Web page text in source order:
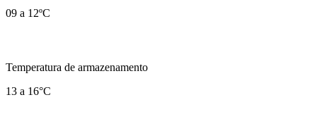
09 a 12ºC
Temperatura de armazenamento
13 a 16°C